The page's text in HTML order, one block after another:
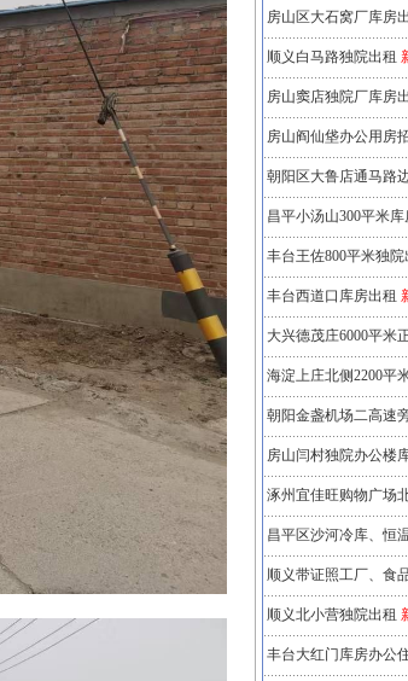
房山区大石窝厂库房
顺义白马路独院出租
房山窦店独院厂库房
房山阎仙垡办公用房
朝阳区大鲁店通马路
昌平小汤山300平米库
丰台王佐800平米独院
丰台西道口库房出租
大兴德茂庄6000平米
海淀上庄北侧2200平
朝阳金盏机场二高速
房山闫村独院办公楼
涿州宜佳旺购物广场
昌平区沙河冷库、恒
顺义带证照工厂、食
顺义北小营独院出租
丰台大红门库房办公